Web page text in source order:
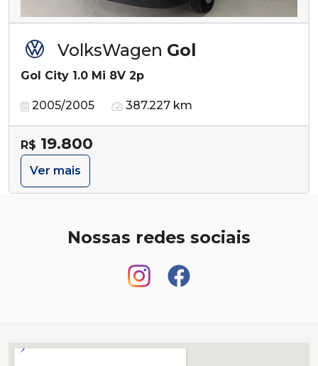
VolksWagen Gol
Gol City 1.0 Mi 8V 2p
2005/2005 387.227 km
R$ 19.800
Ver mais
Nossas redes sociais